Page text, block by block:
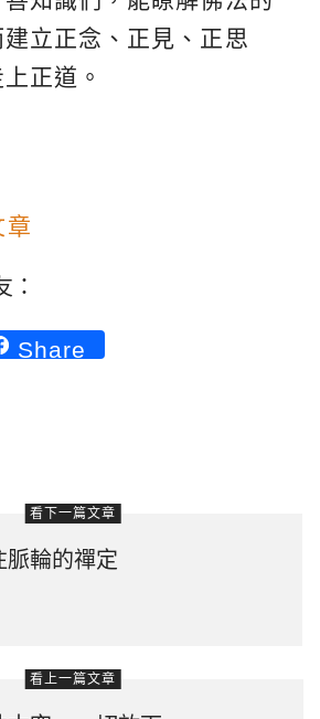
立正念、正見、正思
正道。
章
：
Share
看下一篇文章
脈輪的禪定
看上一篇文章